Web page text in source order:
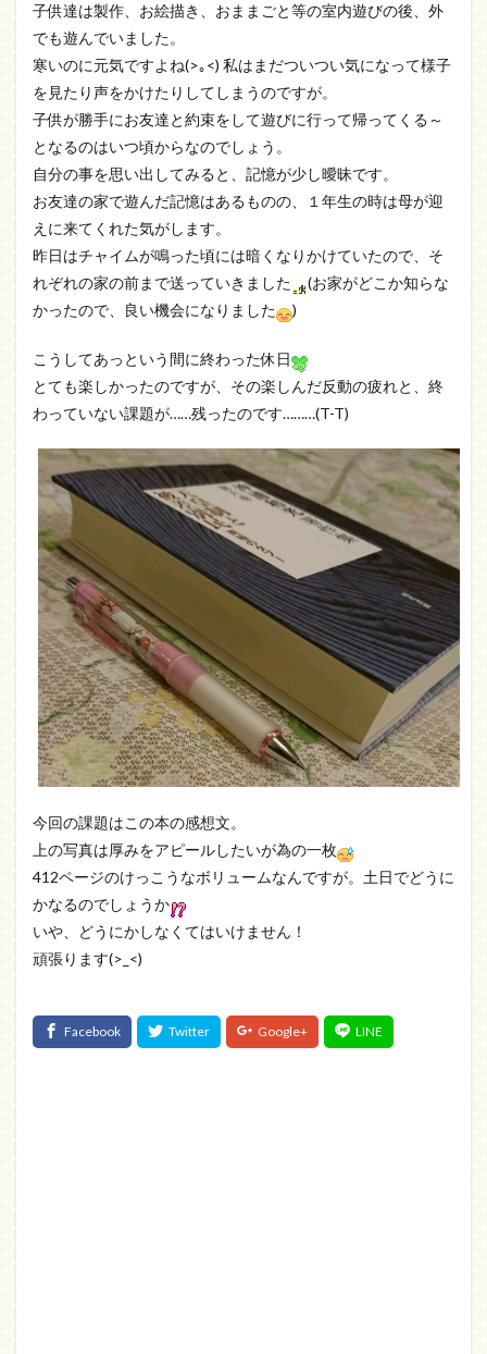
子供達は製作、お絵描き、おままごと等の室内遊びの後、外
でも遊んでいました。
寒いのに元気ですよね(>｡<) 私はまだついつい気になって様子
を見たり声をかけたりしてしまうのですが。
子供が勝手にお友達と約束をして遊びに行って帰ってくる～
となるのはいつ頃からなのでしょう。
自分の事を思い出してみると、記憶が少し曖昧です。
お友達の家で遊んだ記憶はあるものの、１年生の時は母が迎
えに来てくれた気がします。
昨日はチャイムが鳴った頃には暗くなりかけていたので、そ
れぞれの家の前まで送っていきました
(お家がどこか知らな
かったので、良い機会になりました
)
こうしてあっという間に終わった休日
とても楽しかったのですが、その楽しんだ反動の疲れと、終
わっていない課題が……残ったのです………(T-T)
今回の課題はこの本の感想文。
上の写真は厚みをアピールしたいが為の一枚
412ページのけっこうなボリュームなんですが。土日でどうに
かなるのでしょうか
いや、どうにかしなくてはいけません！
頑張ります(>_<)